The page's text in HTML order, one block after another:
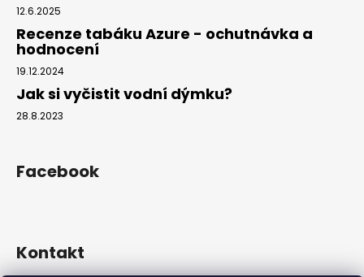
12.6.2025
Recenze tabáku Azure - ochutnávka a
hodnocení
19.12.2024
Jak si vyčistit vodní dýmku?
28.8.2023
Facebook
Kontakt